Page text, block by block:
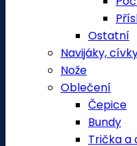
Ostatní
Navijáky,
Nože
Oblečení
Čepice
Bundy
Trička a